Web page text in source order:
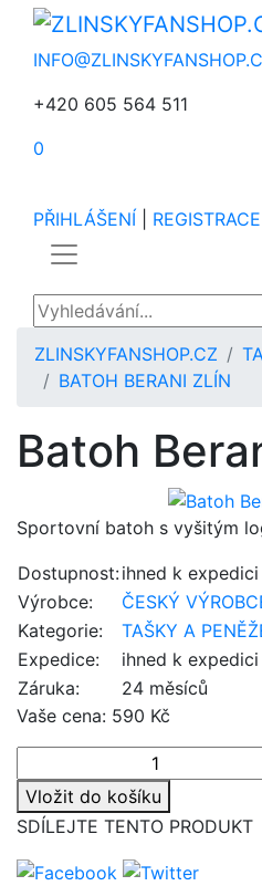
+420 605 564 511
0
PŘIHLÁŠENÍ
REGISTRACE
ZLINSKYFANSHOP.CZ
BATOH BERANI ZLÍN
Batoh
Sportovní batoh s vyšitým
Dostupnost:ihned k expedici
Výrobce:
ČESKÝ
Kategorie:
TAŠKY A
Expedice:
ihned k expedici
Záruka:
24 měsíců
Vaše cena: 590 Kč
Vložit do košíku
SDÍLEJTE TENTO PRODUKT